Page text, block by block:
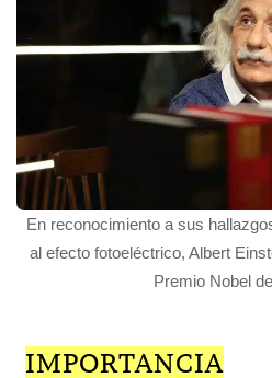
En reconocimiento a sus
al efecto fotoeléctrico, Albert
Premio Nobel
IMPORTANCIA